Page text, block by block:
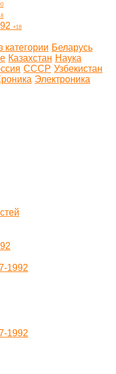
+18
категории Беларусь
Казахстан Наука
СССР Узбекистан
Электроника
1992
1992